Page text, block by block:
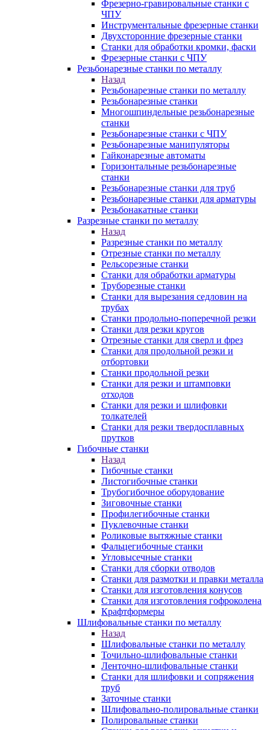
Фрезерно-гравировальные станки с
ЧПУ
Инструментальные фрезерные станки
Двухсторонние фрезерные станки
Станки для обработки кромки, фаски
Фрезерные станки с ЧПУ
Резьбонарезные станки по металлу
Назад
Резьбонарезные станки по металлу
Резьбонарезные станки
Многошпиндельные резьбонарезные
станки
Резьбонарезные станки с ЧПУ
Резьбонарезные манипуляторы
Гайконарезные автоматы
Горизонтальные резьбонарезные
станки
Резьбонарезные станки для труб
Резьбонарезные станки для арматуры
Резьбонакатные станки
Разрезные станки по металлу
Назад
Разрезные станки по металлу
Отрезные станки по металлу
Рельсорезные станки
Станки для обработки арматуры
Труборезные станки
Станки для вырезания седловин на
трубаx
Станки продольно-поперечной резки
Станки для резки кругов
Отрезные станки для сверл и фрез
Станки для продольной резки и
отбортовки
Станки продольной резки
Станки для резки и штамповки
отходов
Станки для резки и шлифовки
толкателей
Станки для резки твердосплавных
прутков
Гибочные станки
Назад
Гибочные станки
Листогибочные станки
Трубогибочное оборудование
Зиговочные станки
Профилегибочные станки
Пуклевочные станки
Роликовые вытяжные станки
Фальцегибочные станки
Угловысечные станки
Станки для сборки отводов
Станки для размотки и правки металла
Станки для изготовления конусов
Станки для изготовления гофроколена
Крафтформеры
Шлифовальные станки по металлу
Назад
Шлифовальные станки по металлу
Точильно-шлифовальные станки
Ленточно-шлифовальные станки
Станки для шлифовки и сопряжения
труб
Заточные станки
Шлифовально-полировальные станки
Полировальные станки